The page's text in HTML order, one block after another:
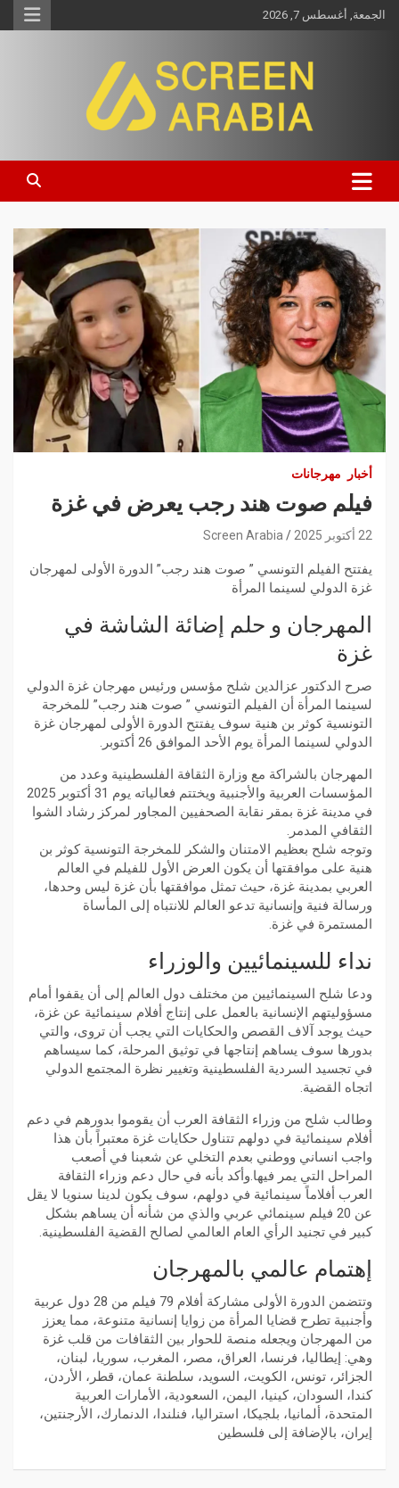
الجمعة, أغسطس 7, 2026
Screen Arabia
أخبار مهرجانات
فيلم صوت هند رجب يعرض في غزة
22 أكتوبر 2025 Screen Arabia
يفتتح الفيلم التونسي ” صوت هند رجب” الدورة الأولى لمهرجان
غزة الدولي لسينما المرأة
المهرجان و حلم إضائة الشاشة في
غزة
صرح الدكتور عزالدين شلح مؤسس ورئيس مهرجان غزة الدولي
لسينما المرأة أن الفيلم التونسي ” صوت هند رجب” للمخرجة
التونسية كوثر بن هنية سوف يفتتح الدورة الأولى لمهرجان غزة
الدولي لسينما المرأة يوم الأحد الموافق 26 أكتوبر.
المهرجان بالشراكة مع وزارة الثقافة الفلسطينية وعدد من
المؤسسات العربية والأجنبية ويختتم فعالياته يوم 31 أكتوبر 2025
في مدينة غزة بمقر نقابة الصحفيين المجاور لمركز رشاد الشوا
الثقافي المدمر.
وتوجه شلح بعظيم الامتنان والشكر للمخرجة التونسية كوثر بن
هنية على موافقتها أن يكون العرض الأول للفيلم في العالم
العربي بمدينة غزة، حيث تمثل موافقتها بأن غزة ليس وحدها،
ورسالة فنية وإنسانية تدعو العالم للانتباه إلى المأساة
المستمرة في غزة.
نداء للسينمائيين والوزراء
ودعا شلح السينمائيين من مختلف دول العالم إلى أن يقفوا أمام
مسؤوليتهم الإنسانية بالعمل على إنتاج أفلام سينمائية عن غزة،
حيث يوجد آلاف القصص والحكايات التي يجب أن تروى، والتي
بدورها سوف يساهم إنتاجها في توثيق المرحلة، كما سيساهم
في تجسيد السردية الفلسطينية وتغيير نظرة المجتمع الدولي
اتجاه القضية.
وطالب شلح من وزراء الثقافة العرب أن يقوموا بدورهم في دعم
أفلام سينمائية في دولهم تتناول حكايات غزة معتبراً بأن هذا
واجب انساني ووطني بعدم التخلي عن شعبنا في أصعب
المراحل التي يمر فيها.وأكد بأنه في حال دعم وزراء الثقافة
العرب أفلاماً سينمائية في دولهم، سوف يكون لدينا سنويا لا يقل
عن 20 فيلم سينمائي عربي والذي من شأنه أن يساهم بشكل
كبير في تجنيد الرأي العام العالمي لصالح القضية الفلسطينية.
إهتمام عالمي بالمهرجان
وتتضمن الدورة الأولى مشاركة أفلام 79 فيلم من 28 دول عربية
وأجنبية تطرح قضايا المرأة من زوايا إنسانية متنوعة، مما يعزز
من المهرجان ويجعله منصة للحوار بين الثقافات من قلب غزة
وهي: إيطاليا، فرنسا، العراق، مصر، المغرب، سوريا، لبنان،
الجزائر، تونس، الكويت، السويد، سلطنة عمان، قطر، الأردن،
كندا، السودان، كينيا، اليمن، السعودية، الأمارات العربية
المتحدة، ألمانيا، بلجيكا، استراليا، فنلندا، الدنمارك، الأرجنتين،
إيران، بالإضافة إلى فلسطين